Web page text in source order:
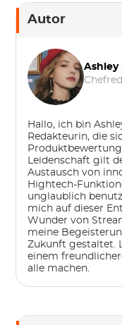
Autor
Ashley
Hallo, ich bin
Redakteurin, die
Leidenschaft gilt
Austausch von
Hightech-
unglaublich
mich auf dieser
Wunder von
meine
Zukunft gestaltet.
einem
alle machen.